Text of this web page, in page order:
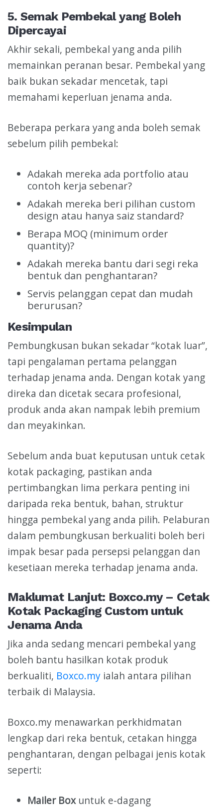
5. Semak Pembekal yang Boleh
Dipercayai
Akhir sekali, pembekal yang anda pilih
memainkan peranan besar. Pembekal yang
baik bukan sekadar mencetak, tapi
memahami keperluan jenama anda.
Beberapa perkara yang anda boleh semak
sebelum pilih pembekal:
Adakah mereka ada portfolio atau
contoh kerja sebenar?
Adakah mereka beri pilihan custom
design atau hanya saiz standard?
Berapa MOQ (minimum order
quantity)?
Adakah mereka bantu dari segi reka
bentuk dan penghantaran?
Servis pelanggan cepat dan mudah
berurusan?
Kesimpulan
Pembungkusan bukan sekadar “kotak luar”,
tapi pengalaman pertama pelanggan
terhadap jenama anda. Dengan kotak yang
direka dan dicetak secara profesional,
produk anda akan nampak lebih premium
dan meyakinkan.
Sebelum anda buat keputusan untuk cetak
kotak packaging, pastikan anda
pertimbangkan lima perkara penting ini
daripada reka bentuk, bahan, struktur
hingga pembekal yang anda pilih. Pelaburan
dalam pembungkusan berkualiti boleh beri
impak besar pada persepsi pelanggan dan
kesetiaan mereka terhadap jenama anda.
Maklumat Lanjut: Boxco.my – Cetak
Kotak Packaging Custom untuk
Jenama Anda
Jika anda sedang mencari pembekal yang
boleh bantu hasilkan kotak produk
berkualiti, Boxco.my ialah antara pilihan
terbaik di Malaysia.
Boxco.my menawarkan perkhidmatan
lengkap dari reka bentuk, cetakan hingga
penghantaran, dengan pelbagai jenis kotak
seperti:
Mailer Boxuntuk e-dagang